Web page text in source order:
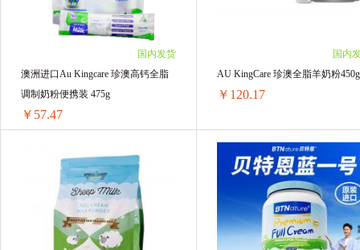
6罐装 ￥539.94(￥89.99/单罐)
4罐装 ￥359.96(￥89.99/单罐)
5罐装 ￥449.95(￥89.99/单罐)
国内发货
澳洲进口Au Kingcare 珍澳高钙全脂
调制奶粉便携装 475g
￥57.47
2袋 ￥127.48(￥63.74/单袋)
4袋 ￥246.6(￥61.65/单袋)
6袋 ￥357.36(￥59.56/单袋)
国内
AU KingCare 珍澳全脂羊奶粉450g
￥120.17
AU KingCare 珍澳全脂羊奶粉450g
1罐装 ￥141.07(￥141.07/单罐)
6罐装 ￥721.02(￥120.17/单罐)